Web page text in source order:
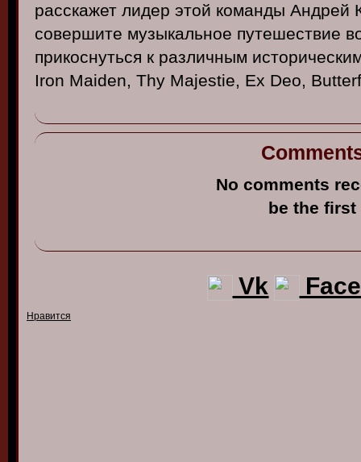
расскажет лидер этой команды Андрей
совершите музыкальное путешествие
прикоснуться к различным
Iron Maiden, Thy Majestie, Ex Deo,
No comments
be the first
Vk
Нравится